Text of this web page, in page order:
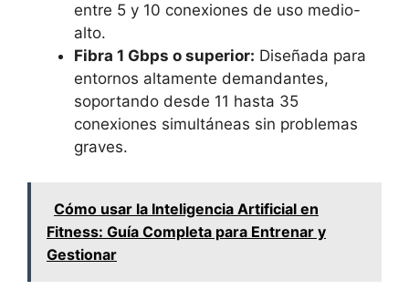
entre 5 y 10 conexiones de uso medio-
alto.
Fibra 1 Gbps o superior: Diseñada para
entornos altamente demandantes,
soportando desde 11 hasta 35
conexiones simultáneas sin problemas
graves.
Cómo usar la Inteligencia Artificial en
Fitness: Guía Completa para Entrenar y
Gestionar